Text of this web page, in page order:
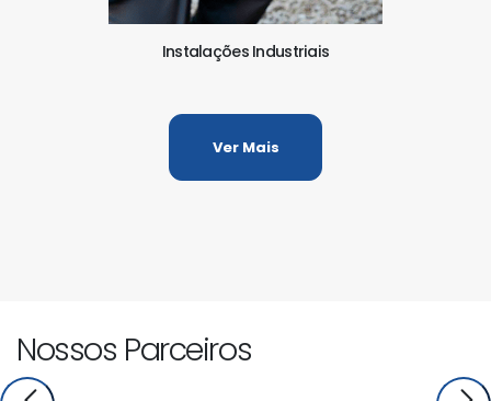
Instalações Industriais
Ver Mais
Nossos Parceiros